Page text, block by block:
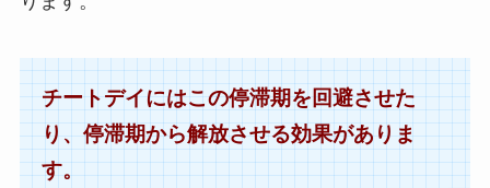
チートデイにはこの停滞期を回避させた
り、停滞期から解放させる効果がありま
す。